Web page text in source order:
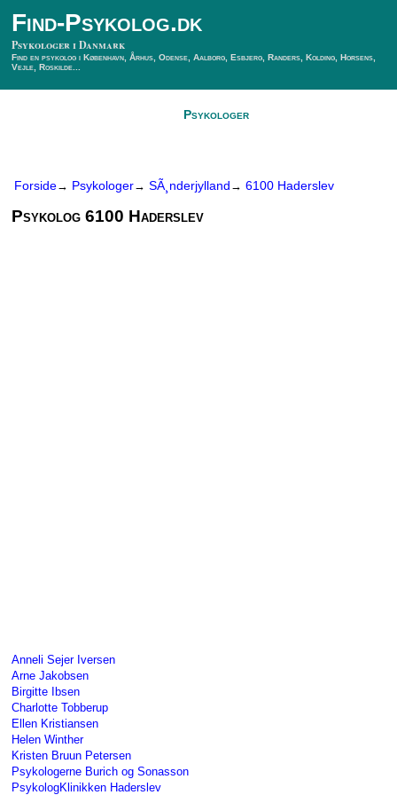
Find-Psykolog.dk
Psykologer i Danmark
Find en psykolog i København, Århus, Odense, Aalborg, Esbjerg, Randers, Kolding, Horsens,
Vejle, Roskilde...
Psykologer
Forside→ Psykologer→ SÃ¸nderjylland → 6100 Haderslev
Psykolog 6100 Haderslev
Anneli Sejer Iversen
Arne Jakobsen
Birgitte Ibsen
Charlotte Tobberup
Ellen Kristiansen
Helen Winther
Kristen Bruun Petersen
Psykologerne Burich og Sonasson
PsykologKlinikken Haderslev